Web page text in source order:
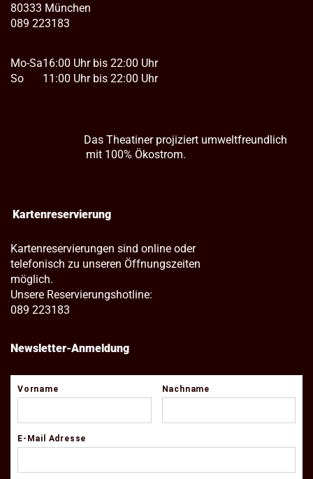
80333 München
089 223183
Mo-Sa
So
16:00 Uhr bis 22:00 Uhr
11:00 Uhr bis 22:00 Uhr
Das Theatiner projiziert umweltfreundlich
mit 100% Ökostrom.
Kartenreservierung
Kartenreservierungen sind online oder
telefonisch zu unseren Öffnungszeiten
möglich.
Unsere Reservierungshotline:
089 223183
Newsletter-Anmeldung